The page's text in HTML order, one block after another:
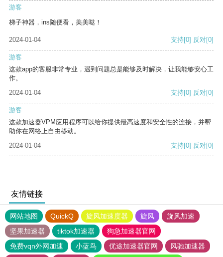
游客
梯子神器，ins随便看，美美哒！
2024-01-04 支持[0] 反对[0]
游客
这款app的客服非常专业，遇到问题总是能够及时解决，让我能够安心工
作。
2024-01-04
支持[0] 反对[0]
游客
这款加速器VPM应用程序可以给你提供最高速度和安全性的连接，并帮
助你在网络上自由移动。
2024-01-04
支持[0] 反对[0]
友情链接
网站地图 QuickQ 旋风加速度器 旋风
旋风加速
坚果加速器
tiktok加速器
狗急加速器官网
免费vqn外网加速
小蓝鸟 优途加速器官网 风驰加速器